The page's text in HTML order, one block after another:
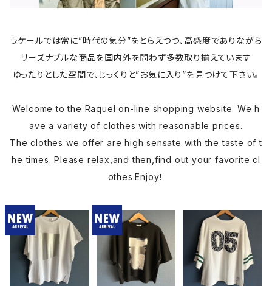
ラケールでは常に”時代の気分”をとらえつつ、高感度でありながら
リーズナブルな商品を国内外を問わず多数取り揃えています
ゆったりとした空間で、じっくりと”お気に入り”を見つけて下さい。
Welcome to the Raquel on-line shopping website. We h
ave a variety of clothes with reasonable prices.
The clothes we offer are high sensate with the taste of t
he times. Please relax,and then,find out your favorite cl
othes.Enjoy！